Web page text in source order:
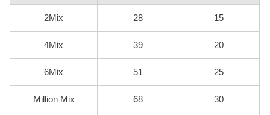
2Mix 28 15
4Mix 39 20
6Mix 51 25
Million Mix 68 30